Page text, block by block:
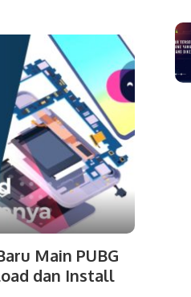
Main PUBG
dan Install